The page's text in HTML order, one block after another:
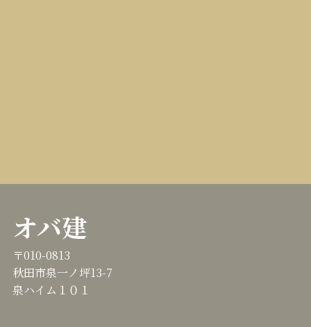
オバ建
〒010-0813
秋田市泉一ノ坪13-7
泉ハイム１０１